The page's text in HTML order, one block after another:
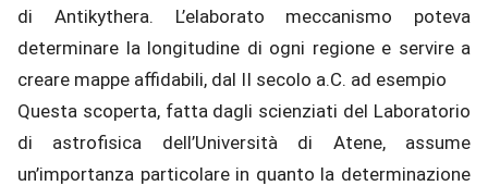
di Antikythera. L’elaborato meccanismo poteva
determinare la longitudine di ogni regione e servire a
creare mappe affidabili, dal II secolo a.C. ad esempio
Questa scoperta, fatta dagli scienziati del Laboratorio
di astrofisica dell’Università di Atene, assume
un’importanza particolare in quanto la determinazione